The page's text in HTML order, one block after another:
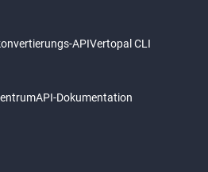
APIVertopal CLI
API-Dokumentation